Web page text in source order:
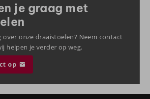
je graag met
over onze draaistoelen? Neem contact
helpen je verder op weg.
op